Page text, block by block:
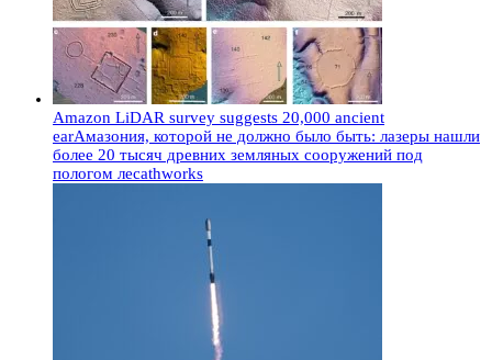
Amazon LiDAR survey suggests 20,000 ancient
earАмазония, которой не должно было быть: лазеры нашли
более 20 тысяч древних земляных сооружений под
пологом лесаthworks